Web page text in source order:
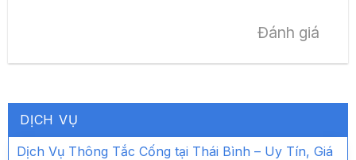
Đánh giá
DỊCH VỤ
Dịch Vụ Thông Tắc Cống tại Thái Bình – Uy Tín, Giá